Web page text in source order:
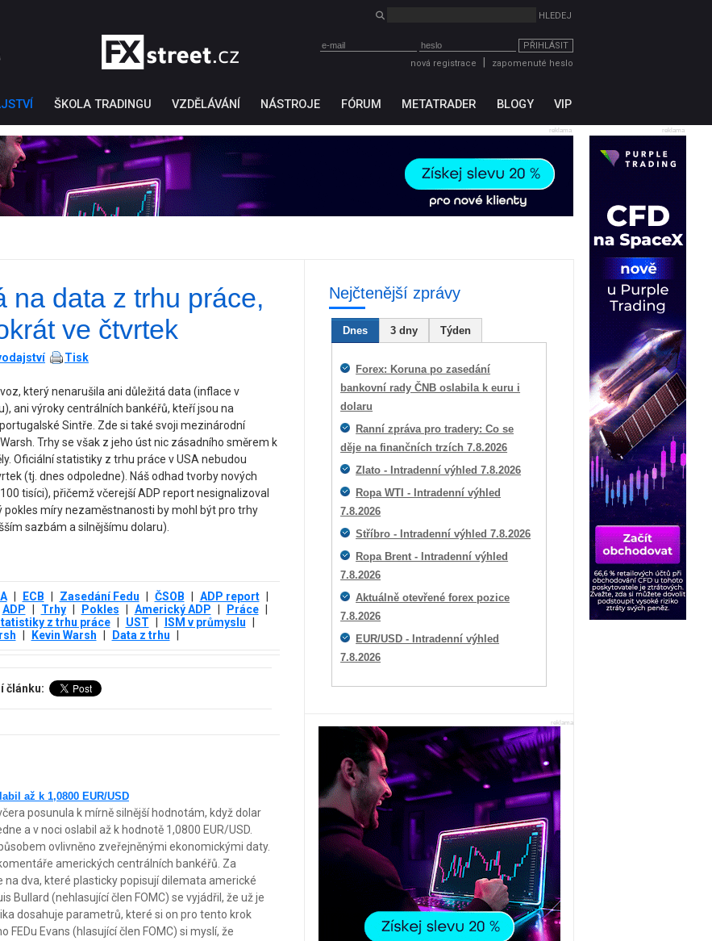
PŘIHLÁSIT
nová registrace
zapomenuté heslo
ŠKOLA TRADINGU VZDĚLÁVÁNÍ NÁSTROJE FÓRUM METATRADER BLOGY VIP
reklama
reklama
Ticker Tapeby TradingView
na data z trhu práce,
ve čtvrtek
Tisk
který nenarušila ani důležitá data (inflace v
ani výroky centrálních bankéřů, kteří jsou na
Sintře. Zde si také svoji mezinárodní
Trhy se však z jeho úst nic zásadního směrem k
Oficiální statistiky z trhu práce v USA nebudou
(tj. dnes odpoledne). Náš odhad tvorby nových
tisíci), přičemž včerejší ADP report nesignalizoval
pokles míry nezaměstnanosti by mohl být pro trhy
sazbám a silnějšímu dolaru).
ECB Zasedání Fedu ČSOB ADP report
ADP Trhy Pokles Americký ADP Práce
z trhu práce UST ISM v průmyslu
Kevin Warsh Data z trhu
článku:
až k 1,0800 EUR/USD
posunula k mírně silnější hodnotám, když dolar
a v noci oslabil až k hodnotě 1,0800 EUR/USD.
ovlivněno zveřejněnými ekonomickými daty.
amerických centrálních bankéřů. Za
dva, které plasticky popisují dilemata americké
Bullard (nehlasující člen FOMC) se vyjádřil, že už je
dosahuje parametrů, které si on pro tento krok
Evans (hlasující člen FOMC) si myslí, že
Nejčtenější zprávy
Dnes 3 dny Týden
Forex: Koruna po zasedání
bankovní rady ČNB oslabila k euru i
dolaru
Ranní zpráva pro tradery: Co se
děje na finančních trzích 7.8.2026
Zlato - Intradenní výhled 7.8.2026
Ropa WTI - Intradenní výhled
7.8.2026
Stříbro - Intradenní výhled 7.8.2026
Ropa Brent - Intradenní výhled
7.8.2026
Aktuálně otevřené forex pozice
7.8.2026
EUR/USD - Intradenní výhled
7.8.2026
reklama